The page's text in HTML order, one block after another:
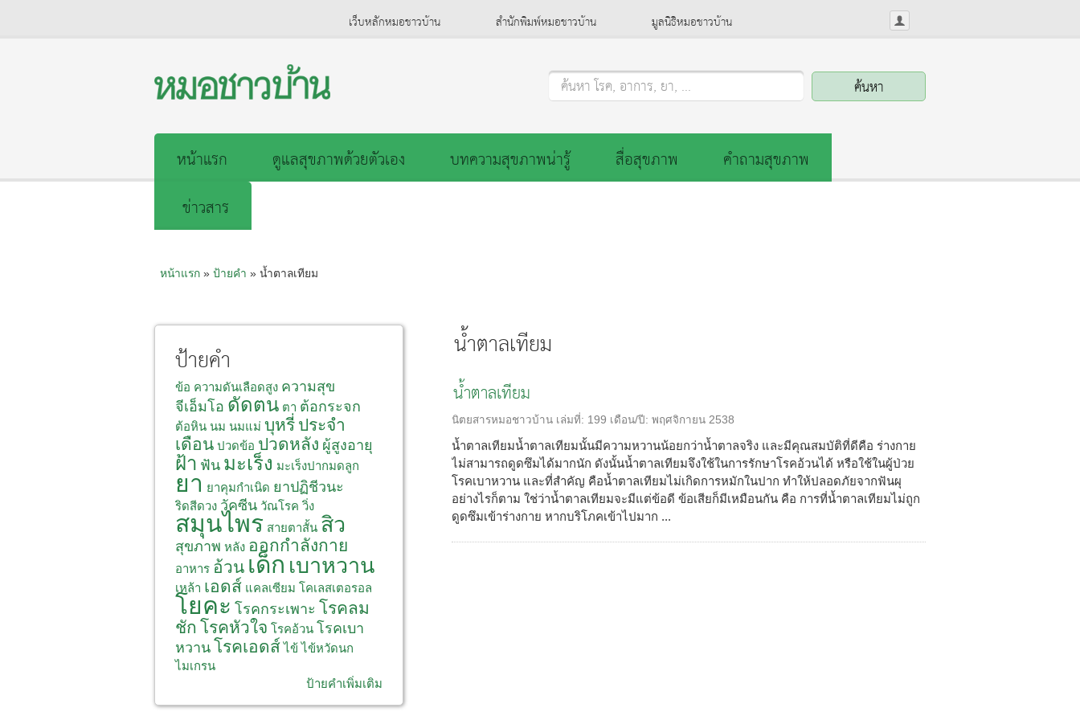
เว็บหลักหมอชาวบ้าน สำนักพิมพ์หมอชาวบ้าน มูลนิธิหมอชาวบ้าน
ค้นหา โรค, อาการ, ยา, ...
หน้าแรก ดูแลสุขภาพด้วยตัวเอง บทความสุขภาพน่ารู้ สื่อสุขภาพ
คำถามสุขภาพ
ข่าวสาร
หน้าแรก» ป้ายคำ » น้ำตาลเทียม
น้ำตาลเทียม
น้ำตาลเทียม
นิตยสารหมอชาวบ้าน เล่มที่: 199 เดือน/ปี: พฤศจิกายน 2538
น้ำตาลเทียมน้ำตาลเทียมนั้นมีความหวานน้อยกว่าน้ำตาลจริง และมีคุณสมบัติที่ดีคือ ร่างกาย
ไม่สามารถดูดซึมได้มากนัก ดังนั้นน้ำตาลเทียมจึงใช้ในการรักษาโรคอ้วนได้ หรือใช้ในผู้ป่วย
โรคเบาหวาน และที่สำคัญ คือน้ำตาลเทียมไม่เกิดการหมักในปาก ทำให้ปลอดภัยจากฟันผุ
อย่างไรก็ตาม ใช่ว่าน้ำตาลเทียมจะมีแต่ข้อดี ข้อเสียก็มีเหมือนกัน คือ การที่น้ำตาลเทียมไม่ถูก
ดูดซึมเข้าร่างกาย หากบริโภคเข้าไปมาก ...
ป้ายคำ
ข้อ ความดันเลือดสูง ความสุข
จีเอ็มโอ ดัดตน ตา ต้อกระจก
ต้อหิน นม นมแม่ บุหรี่ ประจำ
เดือน ปวดข้อ ปวดหลัง ผู้สูงอายุ
ฝ้า ฟัน มะเร็ง มะเร็งปากมดลูก
ยา ยาคุมกำเนิด ยาปฏิชีวนะ
ริดสีดวง วัคซีน วัณโรค วิ่ง
สมุนไพร สายตาสั้น สิว
สุขภาพ หลัง ออกกำลังกาย
อาหาร อ้วน เด็ก เบาหวาน
เหล้า เอดส์ แคลเซียม โคเลสเตอรอล
โยคะ โรคกระเพาะ โรคลม
ชัก โรคหัวใจ โรคอ้วน โรคเบา
หวาน โรคเอดส์ ไข้ ไข้หวัดนก
ไมเกรน
ป้ายคำเพิ่มเติม